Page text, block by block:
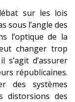
sur les lois
sous l’angle des
l’optique de la
changer trop
d’assurer
républicaines.
des systèmes
distorsions des